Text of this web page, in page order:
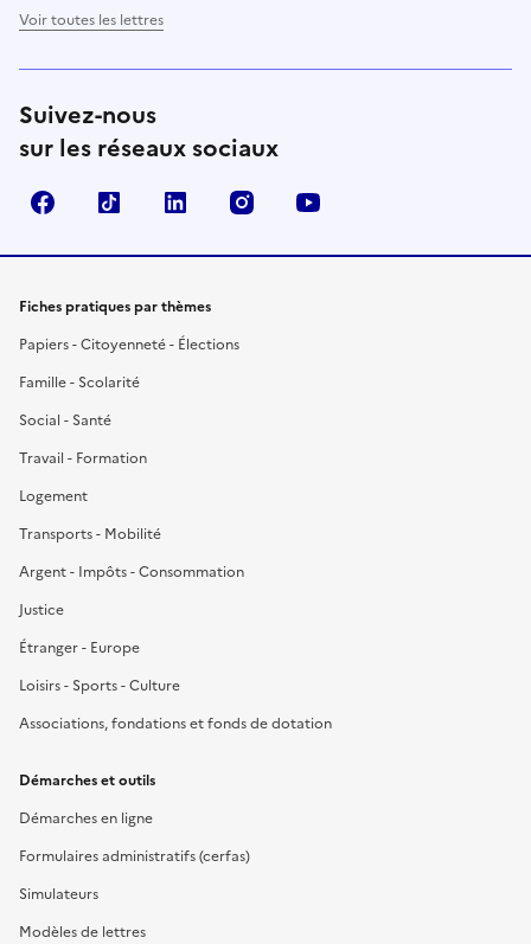
Voir toutes les lettres
Suivez-nous
sur les réseaux sociaux
FacebookTikTok LinkedIn Instagram
Fiches pratiques par thèmes
Papiers - Citoyenneté - Élections
Famille - Scolarité
Social - Santé
Travail - Formation
Logement
Transports - Mobilité
Argent - Impôts - Consommation
Justice
Étranger - Europe
Loisirs - Sports - Culture
Associations, fondations et fonds de dotation
Démarches et outils
Démarches en ligne
Formulaires administratifs (cerfas)
Simulateurs
Modèles de lettres